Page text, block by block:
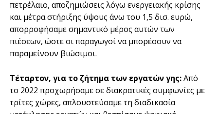
πετρέλαιο, αποζημιώσεις λόγω ενεργειακής κρίσης
και μέτρα στήριξης ύψους άνω του 1,5 δισ. ευρώ,
απορροφήσαμε σημαντικό μέρος αυτών των
πιέσεων, ώστε οι παραγωγοί να μπορέσουν να
παραμείνουν βιώσιμοι.
Τέταρτον, για το ζήτημα των εργατών γης:Από
το 2022 προχωρήσαμε σε διακρατικές συμφωνίες με
τρίτες χώρες, απλουστεύσαμε τη διαδικασία